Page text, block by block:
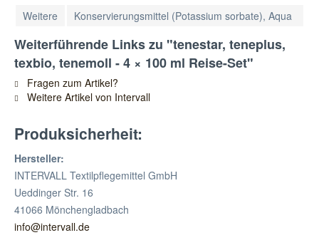
Weitere
Konservierungsmittel (Potassium sorbate), Aqua
Weiterführende Links zu "tenestar, teneplus,
texbio, tenemoll - 4 × 100 ml Reise-Set"
Fragen zum Artikel?
Weitere Artikel von Intervall
Produksicherheit:
Hersteller:
INTERVALL Textilpflegemittel GmbH
Ueddinger Str. 16
41066 Mönchengladbach
info@intervall.de